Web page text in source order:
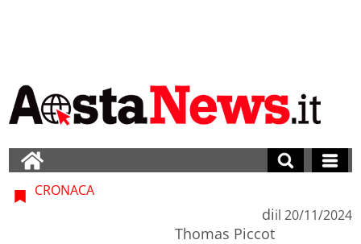
CRONACA
di
Thomas Piccot
il 20/11/2024